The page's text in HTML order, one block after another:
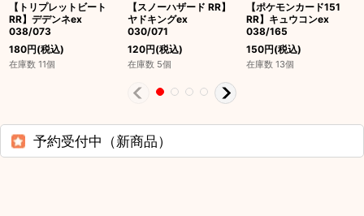
【トリプレットビート
RR】デデンネex
038/073
180円(税込)
在庫数 11個
【スノーハザード RR】
ヤドキングex
030/071
120円(税込)
在庫数 5個
【ポケモンカード151
RR】キュウコンex
038/165
150円(税込)
在庫数 13個
予約受付中（新商品）